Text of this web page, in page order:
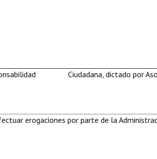
Ciudadana, dictado por
erogaciones por parte de la